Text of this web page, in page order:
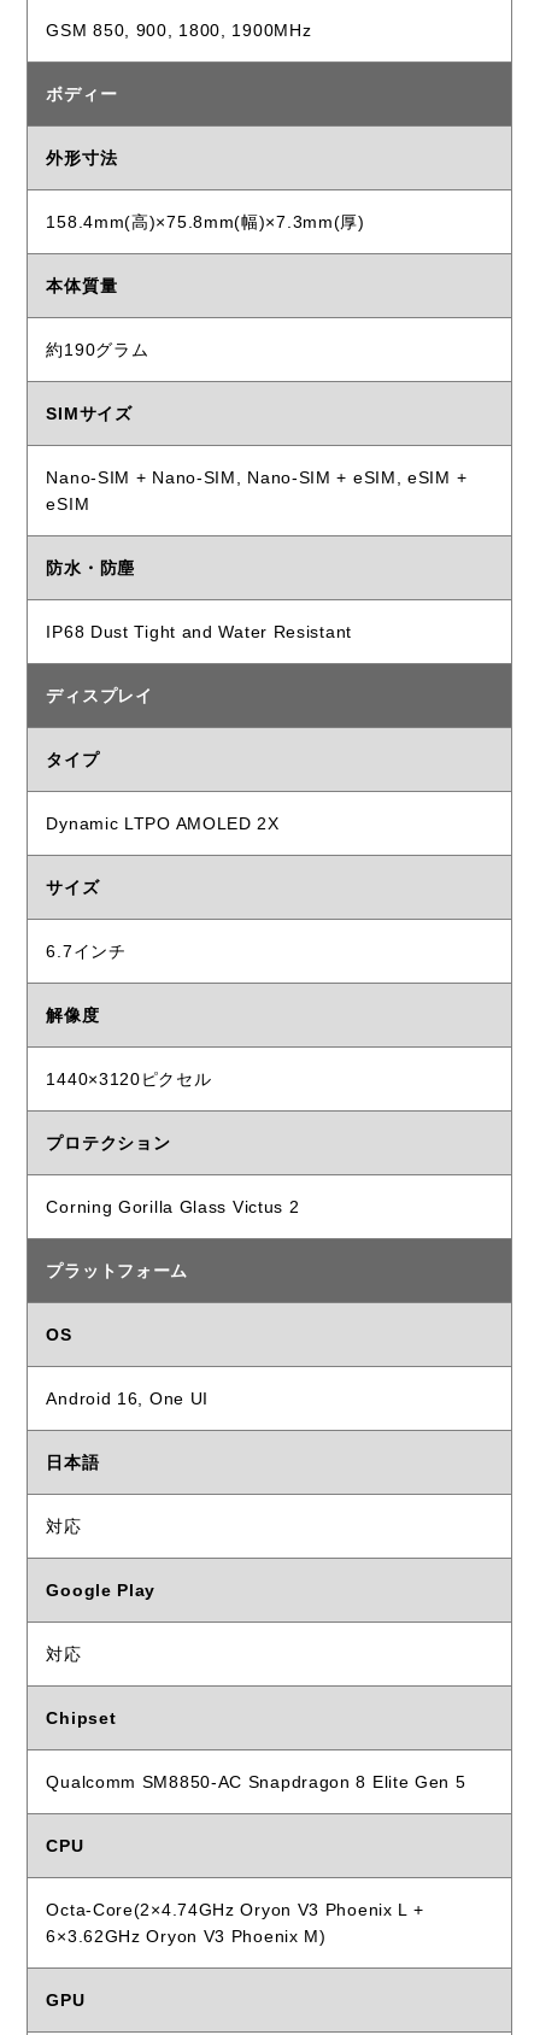
GSM 850, 900, 1800, 1900MHz
ボディー
外形寸法
158.4mm(高)×75.8mm(幅)×7.3mm(厚)
本体質量
約190グラム
SIMサイズ
Nano-SIM + Nano-SIM, Nano-SIM + eSIM, eSIM +
eSIM
防水・防塵
IP68 Dust Tight and Water Resistant
ディスプレイ
タイプ
Dynamic LTPO AMOLED 2X
サイズ
6.7インチ
解像度
1440×3120ピクセル
プロテクション
Corning Gorilla Glass Victus 2
プラットフォーム
OS
Android 16, One UI
日本語
対応
Google Play
対応
Chipset
Qualcomm SM8850-AC Snapdragon 8 Elite Gen 5
CPU
Octa-Core(2×4.74GHz Oryon V3 Phoenix L +
6×3.62GHz Oryon V3 Phoenix M)
GPU